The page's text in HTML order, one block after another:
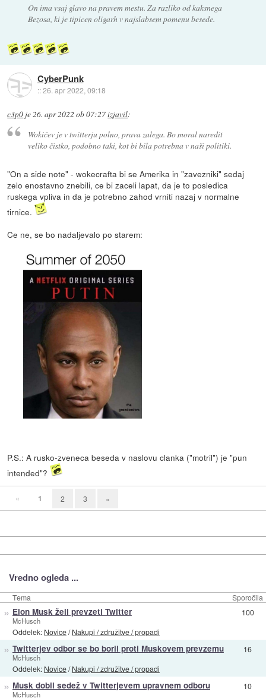
On ima vsaj glavo na pravem mestu. Za razliko od kaksnega
Bezosa, ki je tipicen oligarh v najslabsem pomenu besede.
CyberPunk
::26. apr 2022, 09:18
c3p0 je26. apr 2022 ob 07:27izjavil:
Wokičev je v twitterju polno, prava zalega. Bo moral naredit
veliko čistko, podobno taki, kot bi bila potrebna v naši politiki.
"On a side note" - wokecrafta bi se Amerika in "zavezniki" sedaj
zelo enostavno znebili, ce bi zaceli lapat, da je to posledica
ruskega vpliva in da je potrebno zahod vrniti nazaj v normalne
tirnice.
Ce ne, se bo nadaljevalo po starem:
P.S.: A rusko-zveneca beseda v naslovu clanka ("motril") je "pun
intended"?
« 1 2 3 »
Vredno ogleda ...
Tema Sporočila
» Elon Musk želi prevzeti Twitter
McHusch
Oddelek: Novice/Nakupi / združitve / propadi
100
» Twitterjev odbor se bo boril proti Muskovem prevzemu
McHusch
Oddelek: Novice/Nakupi / združitve / propadi
16
» Musk dobil sedež v Twitterjevem upravnem odboru
McHusch
10